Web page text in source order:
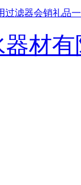
过滤器会销礼品
材